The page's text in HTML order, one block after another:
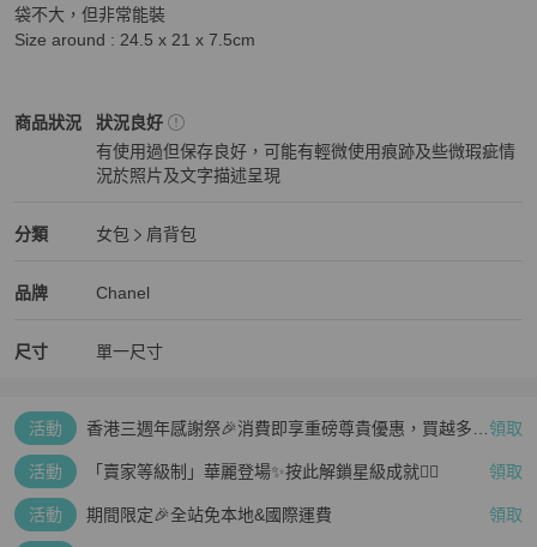
袋不大，但非常能裝
Size around : 24.5 x 21 x 7.5cm
商品狀況
Chanel女包商品狀態與細節
狀況良好
有使用過但保存良好，可能有輕微使用痕跡及些微瑕疵情
況於照片及文字描述呈現
分類
Chanel 女包分類資訊
女包
肩背包
品牌
Chanel 精品女包品牌介紹
Chanel
Chanel 推薦清單
尺寸 單一尺寸
活動
香港三週年感謝祭🎉消費即享重磅尊貴優惠，買越多、 領取
活動 「賣家等級制」華麗登場✨按此解鎖星級成就👆🏻 領取
活動 期間限定🎉全站免本地&國際運費 領取